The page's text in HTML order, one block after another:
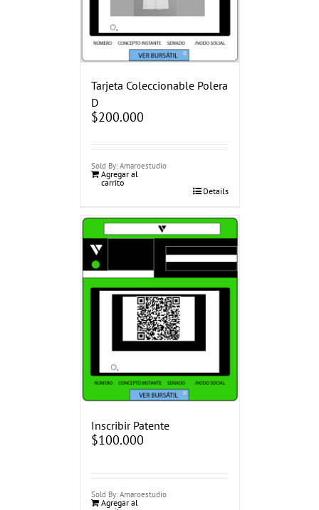
Tarjeta Coleccionable Polera
D
$200.000
Sold By: Amaroestudio
Agregar al
carrito
Details
Inscribir Patente
$100.000
Sold By: Amaroestudio
Agregar al